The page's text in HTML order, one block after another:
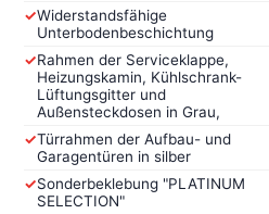
✓Widerstandsfähige
Unterbodenbeschichtung
✓Rahmen der Serviceklappe,
Heizungskamin, Kühlschrank-
Lüftungsgitter und
Außensteckdosen in Grau,
✓Türrahmen der Aufbau- und
Garagentüren in silber
✓Sonderbeklebung "PLATINUM
SELECTION"